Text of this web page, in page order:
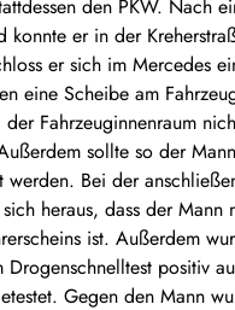
den PKW. Nach
konnte er in der
er sich im Mercedes
eine Scheibe am
Fahrzeuginnenraum
sollte so der
werden. Bei der
heraus, dass der Mann
ist. Außerdem
Drogenschnelltest positiv
Gegen den Mann